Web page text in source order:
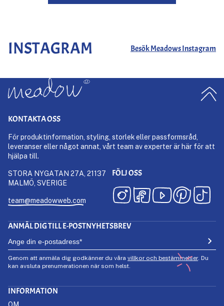
INSTAGRAM Besök Meadows Instagram
KONTAKTA OSS
För produktinformation, styling, storlek eller passformsråd,
leveranser eller något annat, vårt team av experter är här för att
hjälpa till.
STORA NYGATAN 27A, 21137
MALMÖ, SVERIGE
team@meadowweb.com
FÖLJ OSS
ANMÄL DIG TILL E-POSTNYHETSBREV
Genom att anmäla dig godkänner du våra villkor och bestämmelser. Du
kan avsluta prenumerationen när som helst.
INFORMATION
OM